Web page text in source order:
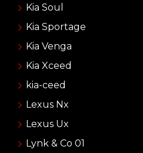
Kia Soul
Kia Sportage
Kia Venga
Kia Xceed
kia-ceed
Lexus Nx
Lexus Ux
Lynk & Co 01